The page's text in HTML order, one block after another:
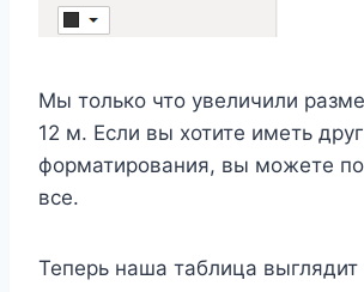
Мы только что увеличили
12 м. Если вы хотите иметь
форматирования, вы можете
все.
Теперь наша таблица выглядит